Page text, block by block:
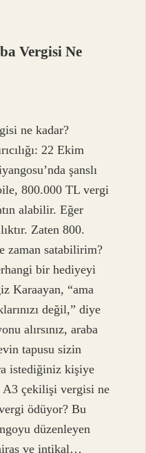
Vergisi Ne
ne kadar?
22 Ekim
şanslı
800.000 TL vergi
alabilir. Eğer
Zaten 800.
zaman satabilirim?
bir hediyeyi
Karaayan, “ama
değil,” diye
alırsınız, araba
tapusu sizin
istediğiniz kişiye
çekilişi vergisi ne
ödüyor? Bu
düzenleyen
ve intikal…